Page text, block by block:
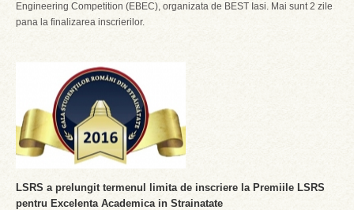
Engineering Competition (EBEC), organizata de BEST Iasi. Mai sunt 2 zile
pana la finalizarea inscrierilor.
LSRS a prelungit termenul limita de inscriere la Premiile LSRS
pentru Excelenta Academica in Strainatate